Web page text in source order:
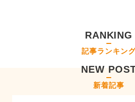
RANKING
記事ランキン
NEW
新着記事